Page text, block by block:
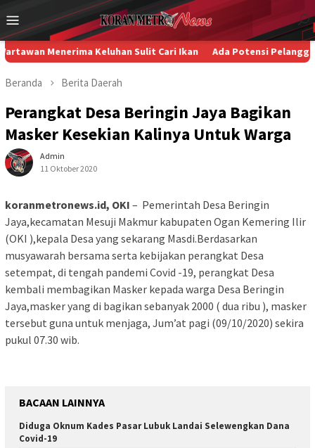
ke
konten
Menu
Mobile
Keluhan Sulit Cari Ikan Ada Potensi Pelanggaran HAM
Beranda Berita Daerah
Perangkat Desa Beringin Jaya Bagikan
Masker Kesekian Kalinya Untuk Warga
Admin
11 Oktober 2020
koranmetronews.id, OKI – Pemerintah Desa Beringin
Jaya,kecamatan Mesuji Makmur kabupaten Ogan Kemering Ilir
(OKI ),kepala Desa yang sekarang Masdi.Berdasarkan
musyawarah bersama serta kebijakan perangkat Desa
setempat, di tengah pandemi Covid -19, perangkat Desa
kembali membagikan Masker kepada warga Desa Beringin
Jaya,masker yang di bagikan sebanyak 2000 ( dua ribu ), masker
tersebut guna untuk menjaga, Jum’at pagi (09/10/2020) sekira
pukul 07.30 wib.
BACAAN LAINNYA
Diduga Oknum Kades Pasar Lubuk Landai Selewengkan Dana
Covid-19